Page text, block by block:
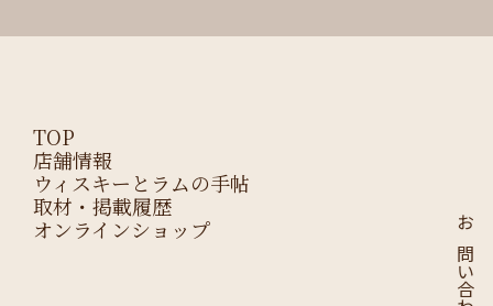
TOP
店舗情報
ウィスキーとラムの手帖
取材・掲載履歴
オンラインショップ